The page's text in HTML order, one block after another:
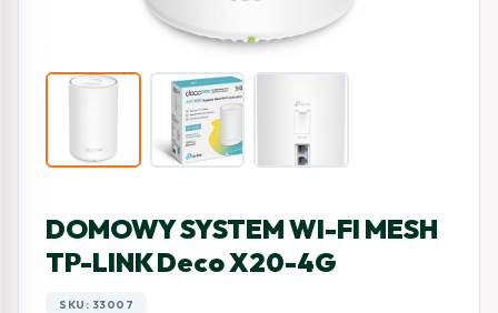
DOMOWY SYSTEM WI-FI MESH
TP-LINK Deco X20-4G
SKU: 33007